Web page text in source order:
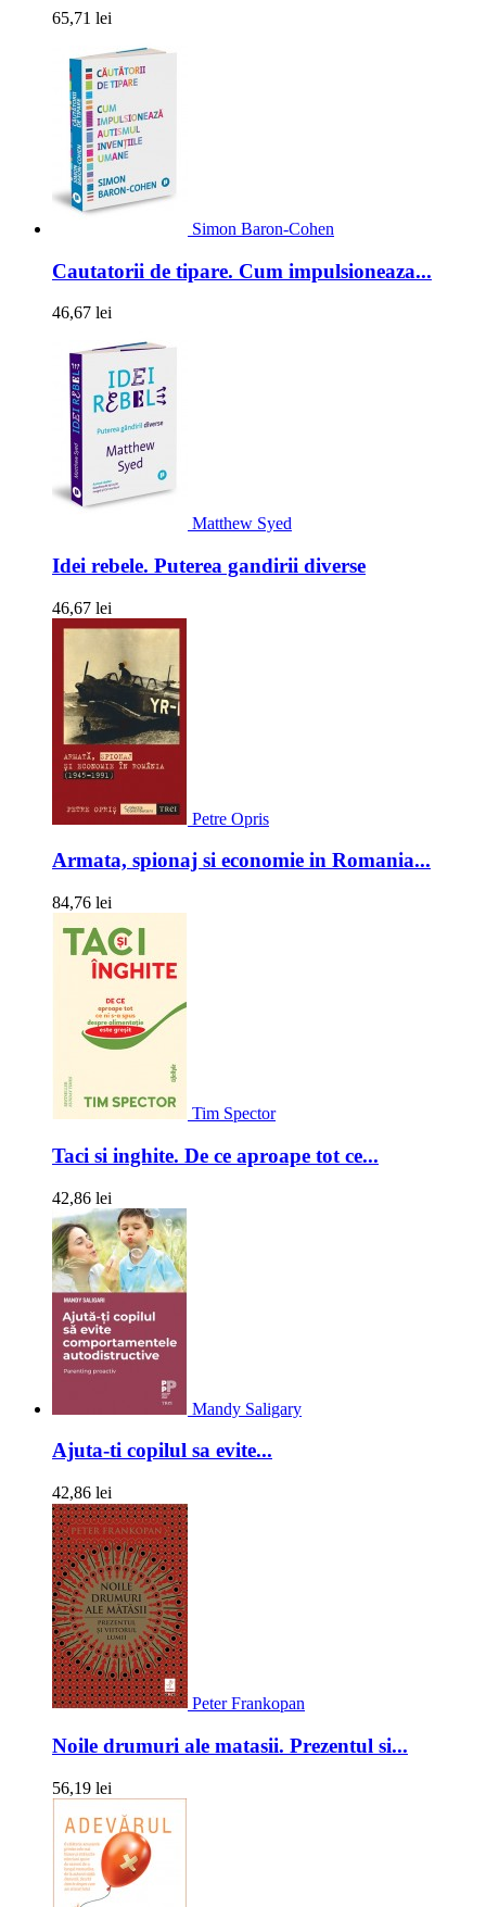
65,71 lei
Simon Baron-Cohen
Cautatorii de tipare. Cum impulsioneaza...
46,67 lei
Matthew Syed
Idei rebele. Puterea gandirii diverse
46,67 lei
Petre Opris
Armata, spionaj si economie in Romania...
84,76 lei
Tim Spector
Taci si inghite. De ce aproape tot ce...
42,86 lei
Mandy Saligary
Ajuta-ti copilul sa evite...
42,86 lei
Peter Frankopan
Noile drumuri ale matasii. Prezentul si...
56,19 lei